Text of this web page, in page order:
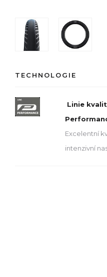
TECHNOLOGIE
Linie
Excelentní
intenzivní